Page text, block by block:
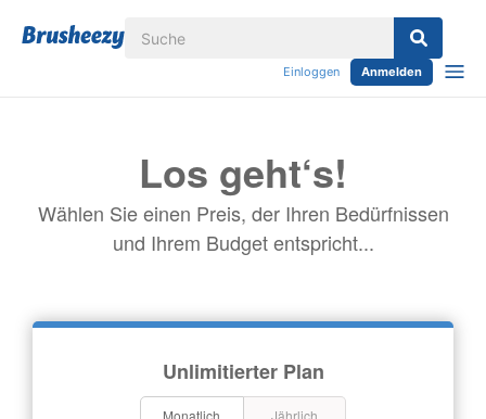
Einloggen Anmelden
Los geht‘s!
Wählen Sie einen Preis, der Ihren Bedürfnissen
und Ihrem Budget entspricht...
Unlimitierter Plan
Monatlich Jährlich